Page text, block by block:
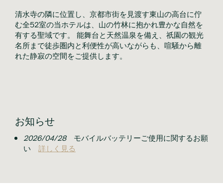
清水寺の隣に位置し、京都市街を見渡す東山の高台に佇
む全52室の当ホテルは、山の竹林に抱かれ豊かな自然を
有する聖域です。 能舞台と天然温泉を備え、祇園の観光
名所まで徒歩圏内と利便性が高いながらも、喧騒から離
れた静寂の空間をご提供します。
お知らせ
2026/04/28モバイルバッテリーご使用に関するお願
い 詳しく見る